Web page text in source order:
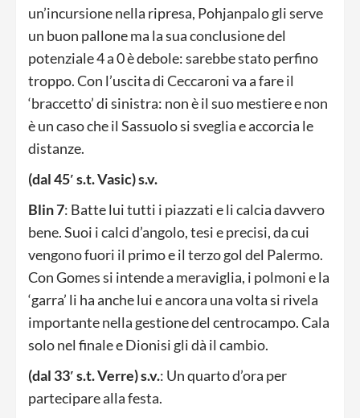
un’incursione nella ripresa, Pohjanpalo gli serve
un buon pallone ma la sua conclusione del
potenziale 4 a 0 è debole: sarebbe stato perfino
troppo. Con l’uscita di Ceccaroni va a fare il
‘braccetto’ di sinistra: non è il suo mestiere e non
è un caso che il Sassuolo si sveglia e accorcia le
distanze.
(dal 45′ s.t. Vasic) s.v.
Blin 7: Batte lui tutti i piazzati e li calcia davvero
bene. Suoi i calci d’angolo, tesi e precisi, da cui
vengono fuori il primo e il terzo gol del Palermo.
Con Gomes si intende a meraviglia, i polmoni e la
‘garra’ li ha anche lui e ancora una volta si rivela
importante nella gestione del centrocampo. Cala
solo nel finale e Dionisi gli dà il cambio.
(dal 33′ s.t. Verre) s.v.: Un quarto d’ora per
partecipare alla festa.